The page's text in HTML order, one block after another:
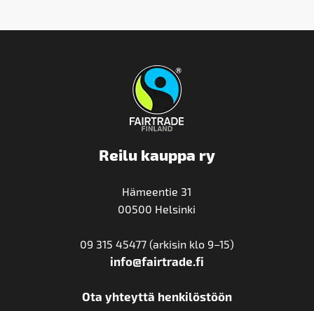
Reilu kauppa ry
Hämeentie 31
00500 Helsinki
09 315 45477 (arkisin klo 9–15)
info@fairtrade.fi
Ota yhteyttä henkilöstöön